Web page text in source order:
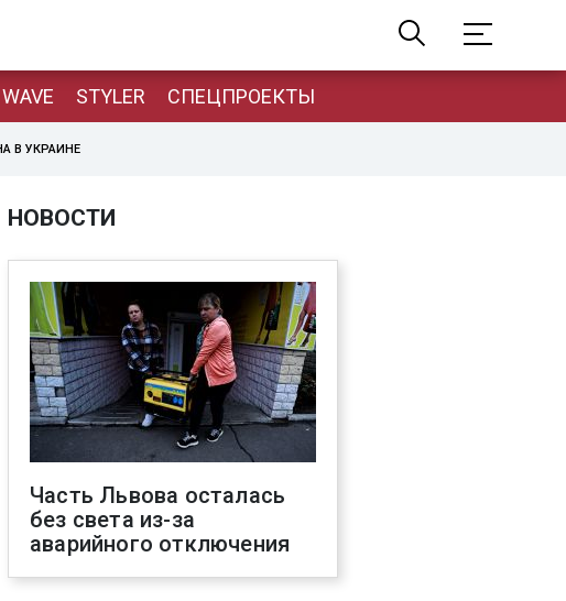
WAVE STYLER СПЕЦПРОЕКТЫ
В УКРАИНЕ
НОВОСТИ
Часть Львова осталась
без света из-за
аварийного отключения